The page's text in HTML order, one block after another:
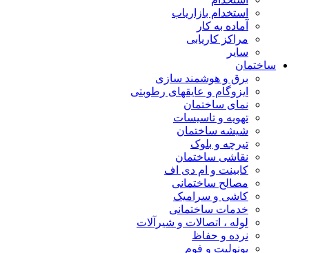
استخدام بازاریاب
آماده به کار
مراکز کاریابی
سایر
ساختمان
برق و هوشمند سازی
ایزوگام و عایقهای رطوبتی
نمای ساختمان
تهویه و تاسیسات
شیشه ساختمان
تیرچه و بلوک
نقاشی ساختمان
کابینت و ام دی اف
مصالح ساختمانی
کاشی و سرامیک
خدمات ساختمانی
لوله ، اتصالات و شیرآلات
نرده و حفاظ
یونولیت و فوم